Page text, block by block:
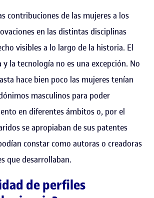
contribuciones de las mujeres a los
en las distintas disciplinas
visibles a lo largo de la historia. El
y la tecnología no es una excepción. No
hace bien poco las mujeres tenían
masculinos para poder
en diferentes ámbitos o, por el
se apropiaban de sus patentes
constar como autoras o creadoras
que desarrollaban.
de perfiles